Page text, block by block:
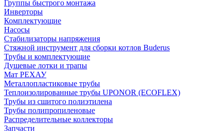
Группы быстрого монтажа
Инверторы
Комплектующие
Насосы
Стабилизаторы напряжения
Стяжной инструмент для сборки котлов Buderus
Трубы и комплектующие
Душевые лотки и трапы
Мат РЕХАУ
Металлопластиковые трубы
Теплоизолированные трубы UPONOR (ECOFLEX)
Трубы из сшитого полиэтилена
Трубы полипропиленовые
Распределительные коллекторы
Запчасти